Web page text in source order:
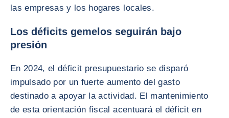
las empresas y los hogares locales.
Los déficits gemelos seguirán bajo
presión
En 2024, el déficit presupuestario se disparó
impulsado por un fuerte aumento del gasto
destinado a apoyar la actividad. El mantenimiento
de esta orientación fiscal acentuará el déficit en